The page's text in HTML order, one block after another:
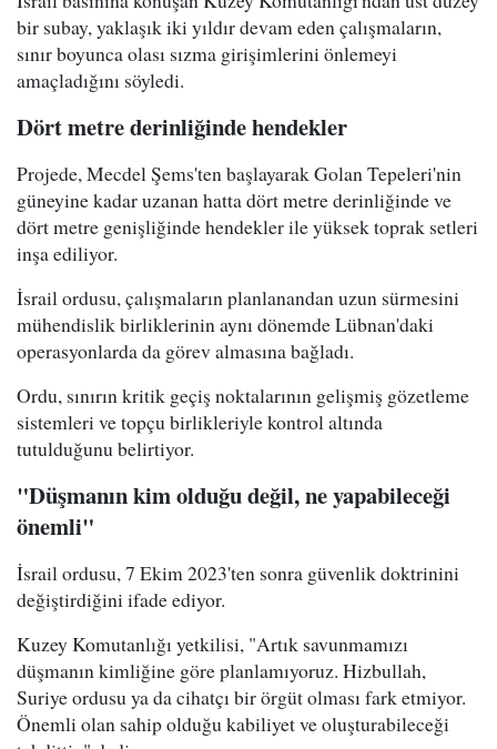
bir subay, yaklaşık iki yıldır devam eden çalışmaların,
sınır boyunca olası sızma girişimlerini önlemeyi
amaçladığını söyledi.
Dört metre derinliğinde hendekler
Projede, Mecdel Şems'ten başlayarak Golan Tepeleri'nin
güneyine kadar uzanan hatta dört metre derinliğinde ve
dört metre genişliğinde hendekler ile yüksek toprak setleri
inşa ediliyor.
İsrail ordusu, çalışmaların planlanandan uzun sürmesini
mühendislik birliklerinin aynı dönemde Lübnan'daki
operasyonlarda da görev almasına bağladı.
Ordu, sınırın kritik geçiş noktalarının gelişmiş gözetleme
sistemleri ve topçu birlikleriyle kontrol altında
tutulduğunu belirtiyor.
"Düşmanın kim olduğu değil, ne yapabileceği
önemli"
İsrail ordusu, 7 Ekim 2023'ten sonra güvenlik doktrinini
değiştirdiğini ifade ediyor.
Kuzey Komutanlığı yetkilisi, "Artık savunmamızı
düşmanın kimliğine göre planlamıyoruz. Hizbullah,
Suriye ordusu ya da cihatçı bir örgüt olması fark etmiyor.
Önemli olan sahip olduğu kabiliyet ve oluşturabileceği